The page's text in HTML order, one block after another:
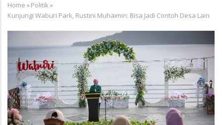
Breadcrumb
Home »Politik »
Kunjungi Waburi Park, Rustini Muhaimin: Bisa Jadi Contoh Desa Lain